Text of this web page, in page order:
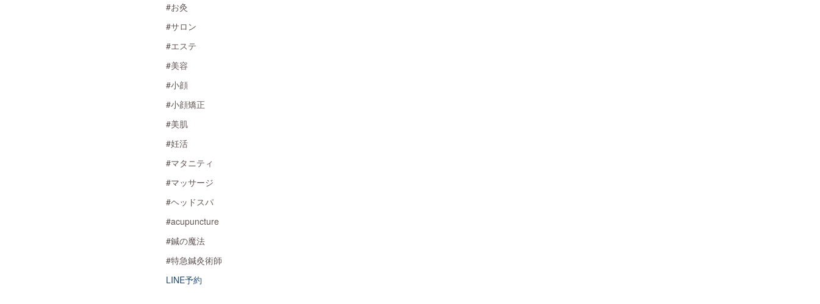
#お灸
#サロン
#エステ
#美容
#小顔
#小顔矯正
#美肌
#妊活
#マタニティ
#マッサージ
#ヘッドスパ
#acupuncture
#鍼の魔法
#特急鍼灸術師
LINE予約